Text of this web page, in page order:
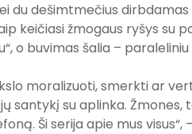
du dešimtmečius
keičiasi žmogaus ryšys su
o buvimas šalia –
moralizuoti, smerkti ar
santykį su aplinka.
Ši serija apie mus